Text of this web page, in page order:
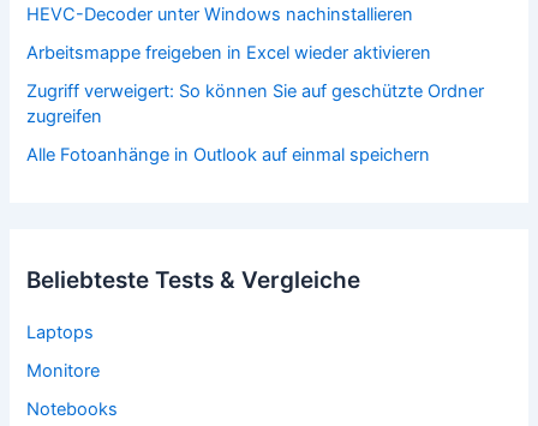
HEVC-Decoder unter Windows nachinstallieren
Arbeitsmappe freigeben in Excel wieder aktivieren
Zugriff verweigert: So können Sie auf geschützte Ordner
zugreifen
Alle Fotoanhänge in Outlook auf einmal speichern
Beliebteste Tests & Vergleiche
Laptops
Monitore
Notebooks